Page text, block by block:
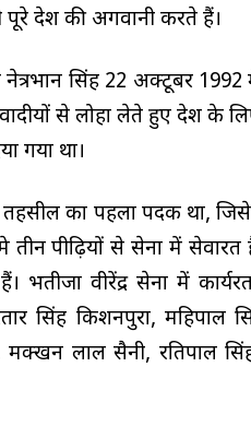
देश की अगवानी करते हैं।
नेत्रभान सिंह 22 अक्टूबर
से लोहा लेते हुए देश के लिए
गया था।
का पहला पदक था, जिसे
तीन पीढ़ियों से सेना में
भतीजा वीरेंद्र सेना में
सिंह किशनपुरा, महिपाल
मक्खन लाल सैनी, रतिपाल